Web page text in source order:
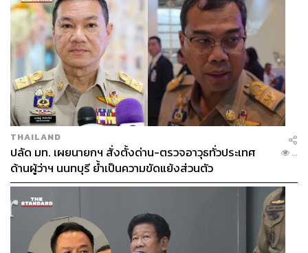
THAILAND
ปลัด มท. เผยนายกฯ สั่งตั้งด่าน-ตรวจอาวุธทั่วประเทศ
ด้านผู้ว่าฯ นนทบุรี ย้ำเป็นความขัดแย้งส่วนตัว
...